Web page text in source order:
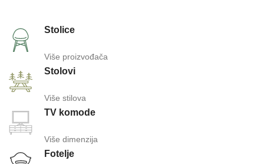
Stolice
Više proizvođača
Stolovi
Više stilova
TV komode
Više dimenzija
Fotelje